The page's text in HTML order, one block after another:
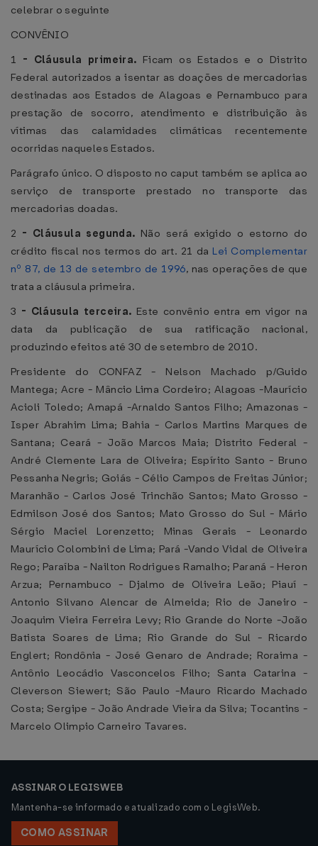
celebrar o seguinte
CONVÊNIO
1 - Cláusula primeira. Ficam os Estados e o Distrito
Federal autorizados a isentar as doações de mercadorias
destinadas aos Estados de Alagoas e Pernambuco para
prestação de socorro, atendimento e distribuição às
vítimas das calamidades climáticas recentemente
ocorridas naqueles Estados.
Parágrafo único. O disposto no caput também se aplica ao
serviço de transporte prestado no transporte das
mercadorias doadas.
2 - Cláusula segunda. Não será exigido o estorno do
crédito fiscal nos termos do art. 21 da Lei Complementar
nº 87, de 13 de setembro de 1996, nas operações de que
trata a cláusula primeira.
3 - Cláusula terceira. Este convênio entra em vigor na
data da publicação de sua ratificação nacional,
produzindo efeitos até 30 de setembro de 2010.
Presidente do CONFAZ - Nelson Machado p/Guido
Mantega; Acre - Mâncio Lima Cordeiro; Alagoas -Maurício
Acioli Toledo; Amapá -Arnaldo Santos Filho; Amazonas -
Isper Abrahim Lima; Bahia - Carlos Martins Marques de
Santana; Ceará - João Marcos Maia; Distrito Federal -
André Clemente Lara de Oliveira; Espírito Santo - Bruno
Pessanha Negris; Goiás - Célio Campos de Freitas Júnior;
Maranhão - Carlos José Trinchão Santos; Mato Grosso -
Edmilson José dos Santos; Mato Grosso do Sul - Mário
Sérgio Maciel Lorenzetto; Minas Gerais - Leonardo
Maurício Colombini de Lima; Pará -Vando Vidal de Oliveira
Rego; Paraíba - Nailton Rodrigues Ramalho; Paraná - Heron
Arzua; Pernambuco - Djalmo de Oliveira Leão; Piauí -
Antonio Silvano Alencar de Almeida; Rio de Janeiro -
Joaquim Vieira Ferreira Levy; Rio Grande do Norte -João
Batista Soares de Lima; Rio Grande do Sul - Ricardo
Englert; Rondônia - José Genaro de Andrade; Roraima -
Antônio Leocádio Vasconcelos Filho; Santa Catarina -
Cleverson Siewert; São Paulo -Mauro Ricardo Machado
Costa; Sergipe - João Andrade Vieira da Silva; Tocantins -
Marcelo Olimpio Carneiro Tavares.
ASSINAR O LEGISWEB
Mantenha-se informado e atualizado com o LegisWeb.
COMO ASSINAR